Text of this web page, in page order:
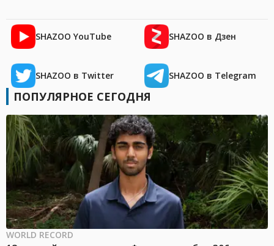
SHAZOO YouTube SHAZOO в Дзен
SHAZOO в Twitter SHAZOO в Telegram
ПОПУЛЯРНОЕ СЕГОДНЯ
WORLD RECORD